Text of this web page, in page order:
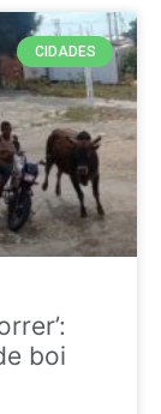
CIDADES
boi